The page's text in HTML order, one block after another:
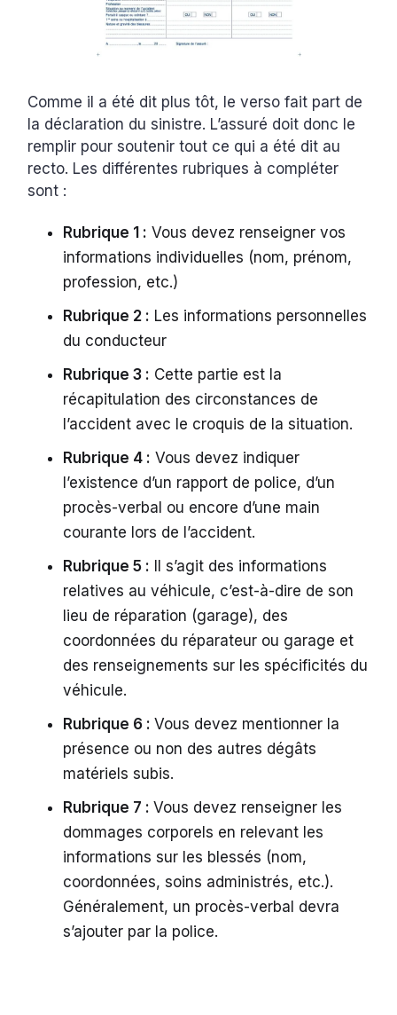
Comme il a été dit plus tôt, le verso fait part de
la déclaration du sinistre. L’assuré doit donc le
remplir pour soutenir tout ce qui a été dit au
recto. Les différentes rubriques à compléter
sont :
Rubrique 1 : Vous devez renseigner vos
informations individuelles (nom, prénom,
profession, etc.)
Rubrique 2 : Les informations personnelles
du conducteur
Rubrique 3 : Cette partie est la
récapitulation des circonstances de
l’accident avec le croquis de la situation.
Rubrique 4 : Vous devez indiquer
l’existence d’un rapport de police, d’un
procès-verbal ou encore d’une main
courante lors de l’accident.
Rubrique 5 : Il s’agit des informations
relatives au véhicule, c’est-à-dire de son
lieu de réparation (garage), des
coordonnées du réparateur ou garage et
des renseignements sur les spécificités du
véhicule.
Rubrique 6 :Vous devez mentionner la
présence ou non des autres dégâts
matériels subis.
Rubrique 7 :Vous devez renseigner les
dommages corporels en relevant les
informations sur les blessés (nom,
coordonnées, soins administrés, etc.).
Généralement, un procès-verbal devra
s’ajouter par la police.